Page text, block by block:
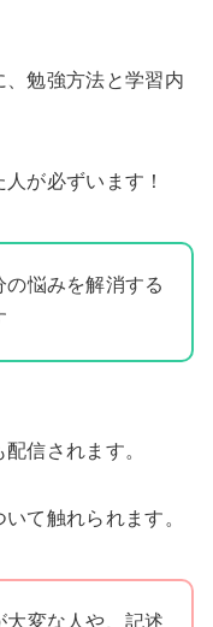
勉強方法と学習内
が必ずいます！
悩みを解消する
信されます。
て触れられます。
大変な人や、記述